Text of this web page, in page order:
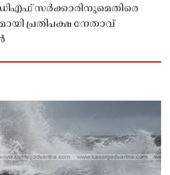
സർക്കാരിനുമെതിരെ
പ്രതിപക്ഷ നേതാവ്